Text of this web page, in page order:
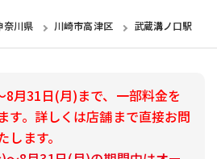
奈川県 川崎市高津区 武蔵溝ノ口駅
月31日(月)まで、一部料金を
す。詳しくは店舗まで直接お問
ます。